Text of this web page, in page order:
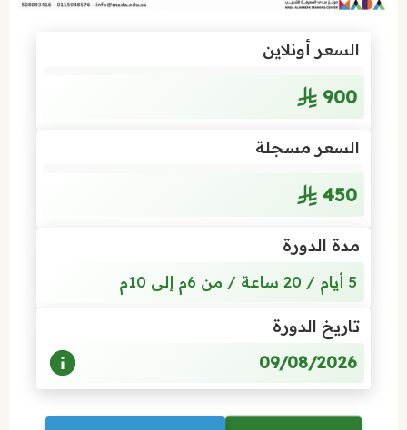
السعر أونلاين
900
السعر مسجلة
450
مدة الدورة
5 أيام / 20 ساعة / من 6م إلى 10م
تاريخ الدورة
09/08/2026